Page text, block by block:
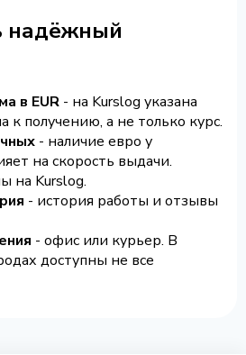
надёжный
в EUR - на Kurslog указана
к получению, а не только курс.
- наличие евро у
на скорость выдачи.
на Kurslog.
- история работы и отзывы
- офис или курьер. В
доступны не все